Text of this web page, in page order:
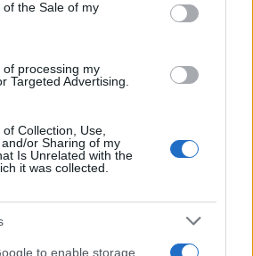
the Sale of my
processing my
Targeted Advertising.
Collection, Use,
or Sharing of my
Is Unrelated with the
it was collected.
to enable storage
disponen de
direcciones vallivas; los
y sujetos a condiciones.
los impianti de risalita
es buena norma verificar
y preparar la bici con
ajustadas durante el
con desniveles y